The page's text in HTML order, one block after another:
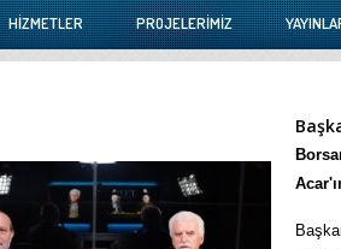
HIZMETLER PROJELERIMIZ